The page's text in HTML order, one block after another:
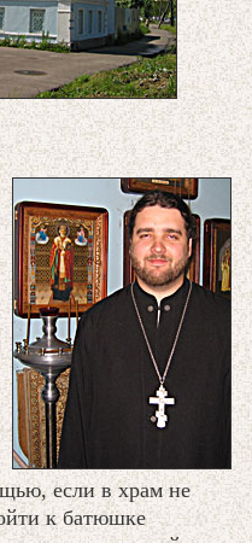
если в храм не
к батюшке